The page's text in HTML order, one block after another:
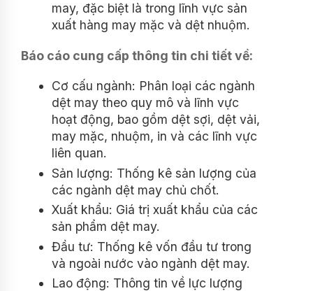
may, đặc biệt là trong lĩnh vực sản
xuất hàng may mặc và dệt nhuộm.
Báo cáo cung cấp thông tin chi tiết về:
Cơ cấu ngành: Phân loại các ngành
dệt may theo quy mô và lĩnh vực
hoạt động, bao gồm dệt sợi, dệt vải,
may mặc, nhuộm, in và các lĩnh vực
liên quan.
Sản lượng: Thống kê sản lượng của
các ngành dệt may chủ chốt.
Xuất khẩu: Giá trị xuất khẩu của các
sản phẩm dệt may.
Đầu tư: Thống kê vốn đầu tư trong
và ngoài nước vào ngành dệt may.
Lao động: Thông tin về lực lượng